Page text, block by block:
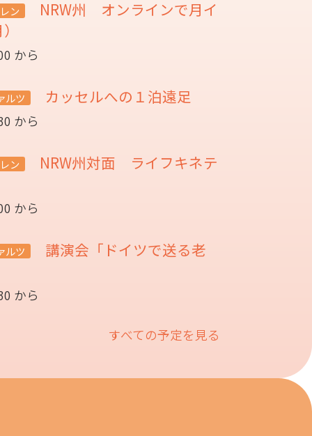
ン
NRW州 オンラインで月イ
から
ルツ カッセルへの１泊遠足
から
ン NRW州対面 ライフキネテ
から
ルツ
講演会「ドイツで送る老
から
すべての予定を見る